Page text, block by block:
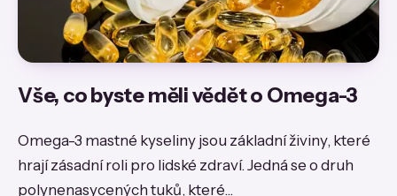
Vše, co byste měli vědět o Omega-3
Omega-3 mastné kyseliny jsou základní živiny, které
hrají zásadní roli pro lidské zdraví. Jedná se o druh
polynenasycených tuků, které...